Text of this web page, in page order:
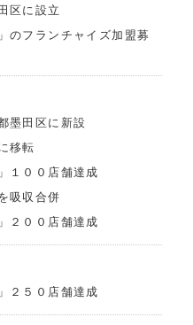
区に設立
のフランチャイズ加盟募
墨田区に新設
移転
１００店舗達成
吸収合併
２００店舗達成
２５０店舗達成